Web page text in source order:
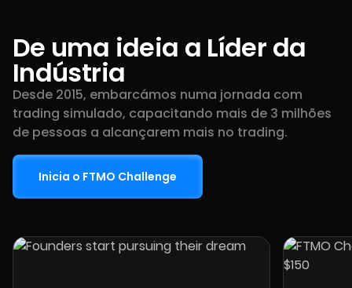
De uma ideia a Líder da
Indústria
Desde 2015, embarcámos numa jornada com
trading simulado, capacitando mais de 3 milhões
de pessoas a alcançarem mais no trading.
Inicia o FTMO Challenge